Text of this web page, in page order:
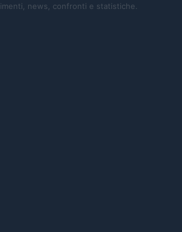
news, confronti e statistiche.